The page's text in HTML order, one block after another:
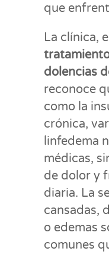
que
La clínica,
dolencias
reconoce
como la
crónica,
linfedema
médicas,
de dolor y
diaria. La
cansadas,
o edemas
comunes